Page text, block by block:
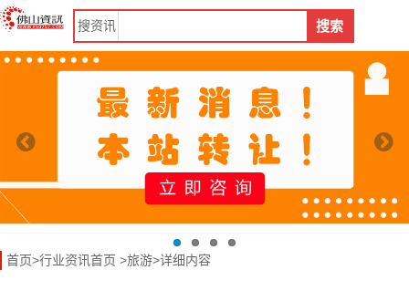
搜资讯 搜索
首页>行业资讯首页 >旅游>详细内容